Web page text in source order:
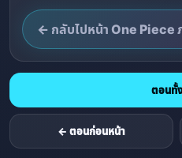
← กลับไปหน้า One Piece
← ตอนก่อนหน้า
ตอนทั้